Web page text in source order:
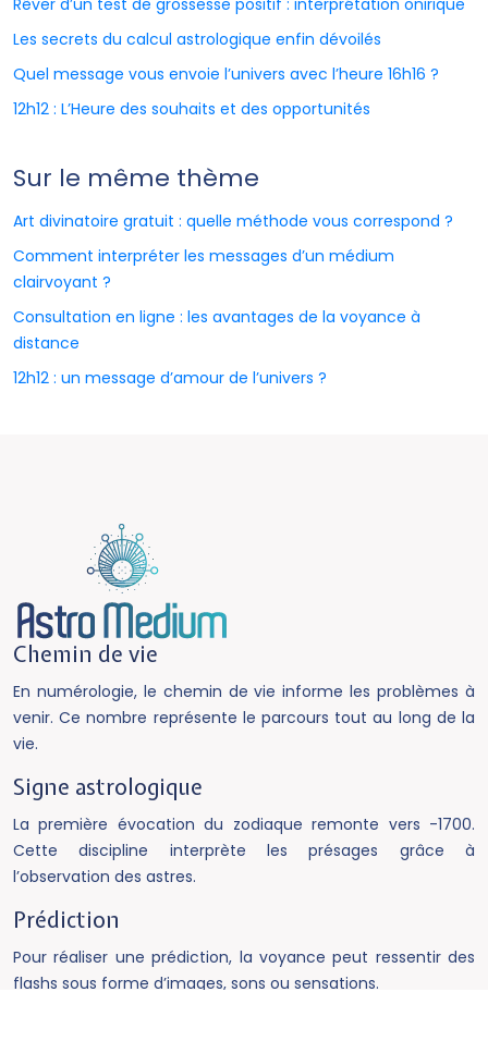
Rêver d’un test de grossesse positif : interprétation onirique
Les secrets du calcul astrologique enfin dévoilés
Quel message vous envoie l’univers avec l’heure 16h16 ?
12h12 : L’Heure des souhaits et des opportunités
Sur le même thème
Art divinatoire gratuit : quelle méthode vous correspond ?
Comment interpréter les messages d’un médium
clairvoyant ?
Consultation en ligne : les avantages de la voyance à
distance
12h12 : un message d’amour de l’univers ?
Chemin de vie
En numérologie, le chemin de vie informe les problèmes à
venir. Ce nombre représente le parcours tout au long de la
vie.
Signe astrologique
La première évocation du zodiaque remonte vers -1700.
Cette discipline interprète les présages grâce à
l’observation des astres.
Prédiction
Pour réaliser une prédiction, la voyance peut ressentir des
flashs sous forme d’images, sons ou sensations.